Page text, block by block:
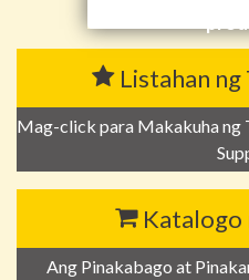
Listahan
Mag-click para Makakuha ng
Ang Pinakabago at